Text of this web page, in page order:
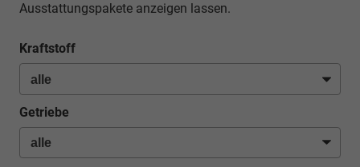
Ausstattungspakete anzeigen lassen.
Kraftstoff
Getriebe